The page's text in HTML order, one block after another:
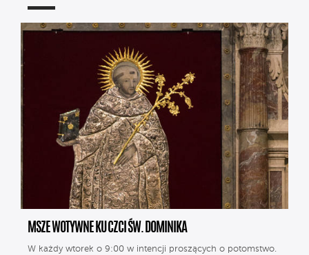
MSZE WOTYWNE KU CZCI ŚW. DOMINIKA
W każdy wtorek o 9:00 w intencji proszących o potomstwo.